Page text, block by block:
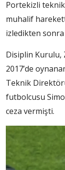
Portekizli
muhalif
izledikten
Disiplin Kurulu,
2017’de
Teknik
futbolcusu
ceza vermişti.